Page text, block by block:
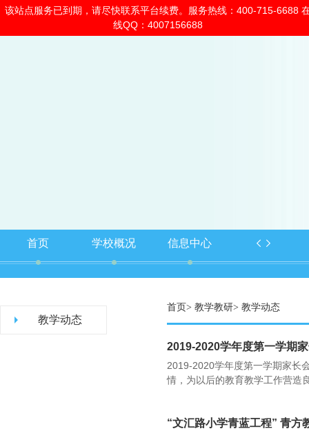
该站点服务已到期，请尽快联系平台续费。服务热线：400-715-6688
线QQ：4007156688
2026年08月06日 星期四 15:01:12
首页 学校概况 信息中心
教学动态
首页> 教学教研> 教学动态
2019-2020学年度第一学期
2019-2020学年度第一学期家长
情，为以后的教育教学工作营造
“文汇路小学青蓝工程” 青方